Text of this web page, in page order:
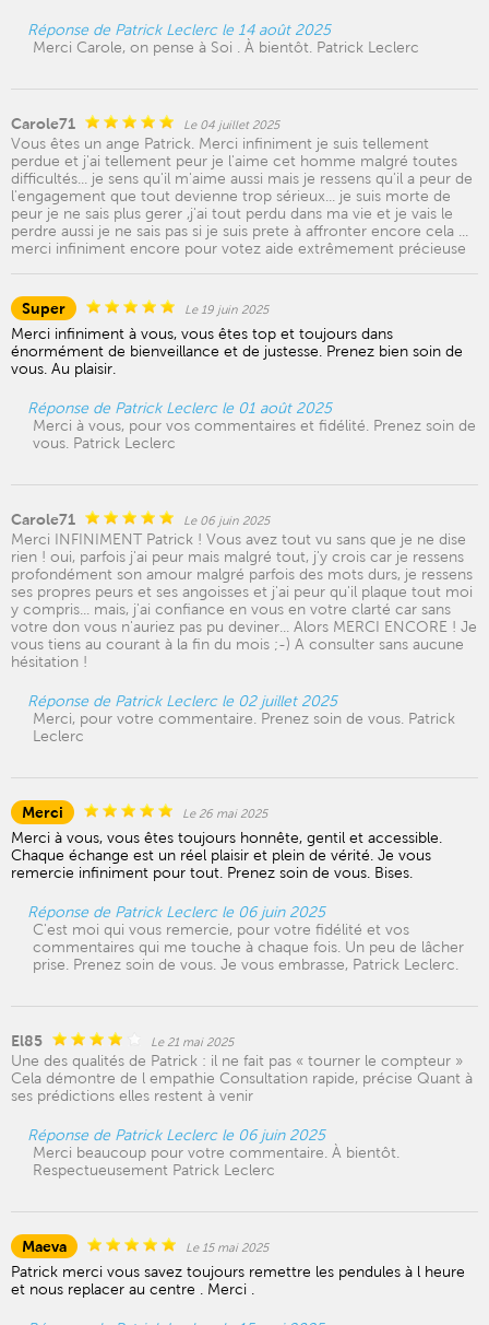
Réponse de Patrick Leclerc le 14 août 2025
Merci Carole, on pense à Soi . À bientôt. Patrick Leclerc
Carole71 Le 04 juillet 2025
Vous êtes un ange Patrick. Merci infiniment je suis tellement
perdue et j'ai tellement peur je l'aime cet homme malgré toutes
difficultés... je sens qu'il m'aime aussi mais je ressens qu'il a peur de
l'engagement que tout devienne trop sérieux... je suis morte de
peur je ne sais plus gerer ,j'ai tout perdu dans ma vie et je vais le
perdre aussi je ne sais pas si je suis prete à affronter encore cela ...
merci infiniment encore pour votez aide extrêmement précieuse
Super Le 19 juin 2025
Merci infiniment à vous, vous êtes top et toujours dans
énormément de bienveillance et de justesse. Prenez bien soin de
vous. Au plaisir.
Réponse de Patrick Leclerc le 01 août 2025
Merci à vous, pour vos commentaires et fidélité. Prenez soin de
vous. Patrick Leclerc
Carole71 Le 06 juin 2025
Merci INFINIMENT Patrick ! Vous avez tout vu sans que je ne dise
rien ! oui, parfois j'ai peur mais malgré tout, j'y crois car je ressens
profondément son amour malgré parfois des mots durs, je ressens
ses propres peurs et ses angoisses et j'ai peur qu'il plaque tout moi
y compris... mais, j'ai confiance en vous en votre clarté car sans
votre don vous n'auriez pas pu deviner... Alors MERCI ENCORE ! Je
vous tiens au courant à la fin du mois ;-) A consulter sans aucune
hésitation !
Réponse de Patrick Leclerc le 02 juillet 2025
Merci, pour votre commentaire. Prenez soin de vous. Patrick
Leclerc
Merci Le 26 mai 2025
Merci à vous, vous êtes toujours honnête, gentil et accessible.
Chaque échange est un réel plaisir et plein de vérité. Je vous
remercie infiniment pour tout. Prenez soin de vous. Bises.
Réponse de Patrick Leclerc le 06 juin 2025
C'est moi qui vous remercie, pour votre fidélité et vos
commentaires qui me touche à chaque fois. Un peu de lâcher
prise. Prenez soin de vous. Je vous embrasse, Patrick Leclerc.
El85 Le 21 mai 2025
Une des qualités de Patrick : il ne fait pas « tourner le compteur »
Cela démontre de l empathie Consultation rapide, précise Quant à
ses prédictions elles restent à venir
Réponse de Patrick Leclerc le 06 juin 2025
Merci beaucoup pour votre commentaire. À bientôt.
Respectueusement Patrick Leclerc
Maeva Le 15 mai 2025
Patrick merci vous savez toujours remettre les pendules à l heure
et nous replacer au centre . Merci .